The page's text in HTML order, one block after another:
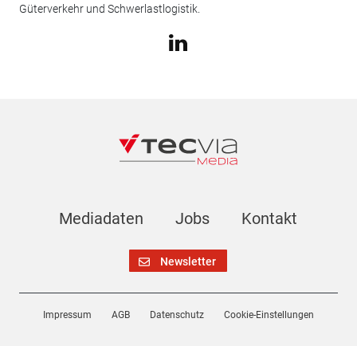
Güterverkehr und Schwerlastlogistik.
Mediadaten Jobs Kontakt
Newsletter
Impressum AGB Datenschutz Cookie-Einstellungen